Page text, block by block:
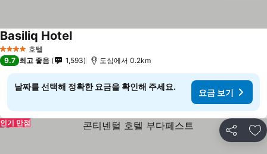
4 성급 호텔
Basiliq Hotel
9.7 최고 좋음 1,593 도심에서 0.2km
날짜를 선택해 정확한 요금을 확인해 주세요.
요금 보기
공유 즐
인기 만점